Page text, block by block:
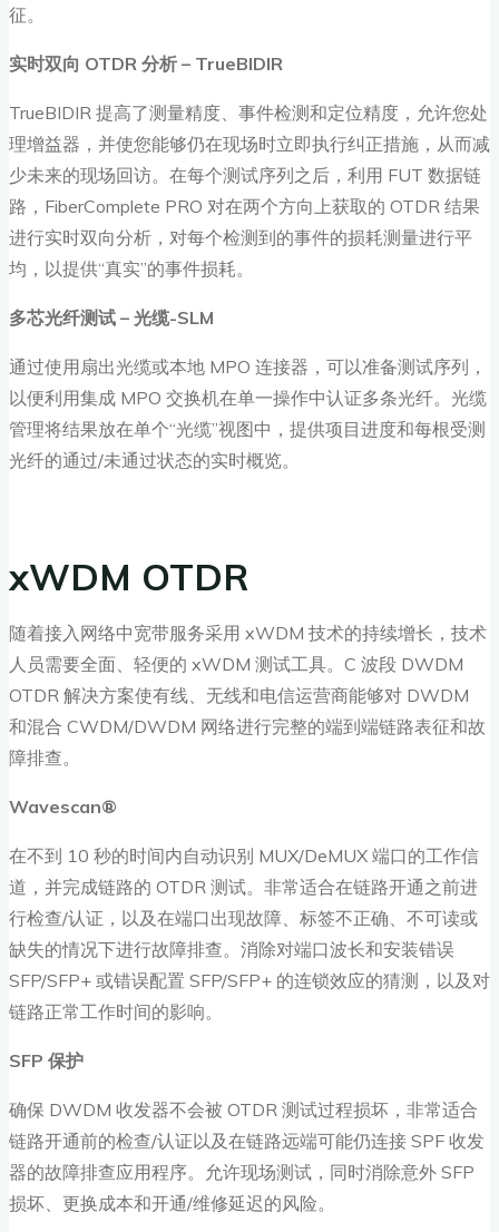
征。
实时双向 OTDR 分析 – TrueBIDIR
TrueBIDIR 提高了测量精度、事件检测和定位精度，允许您处
理增益器，并使您能够仍在现场时立即执行纠正措施，从而减
少未来的现场回访。在每个测试序列之后，利用 FUT 数据链
路，FiberComplete PRO 对在两个方向上获取的 OTDR 结果
进行实时双向分析，对每个检测到的事件的损耗测量进行平
均，以提供“真实”的事件损耗。
多芯光纤测试 – 光缆-SLM
通过使用扇出光缆或本地 MPO 连接器，可以准备测试序列，
以便利用集成 MPO 交换机在单一操作中认证多条光纤。光缆
管理将结果放在单个“光缆”视图中，提供项目进度和每根受测
光纤的通过/未通过状态的实时概览。
xWDM OTDR
随着接入网络中宽带服务采用 xWDM 技术的持续增长，技术
人员需要全面、轻便的 xWDM 测试工具。C 波段 DWDM
OTDR 解决方案使有线、无线和电信运营商能够对 DWDM
和混合 CWDM/DWDM 网络进行完整的端到端链路表征和故
障排查。
Wavescan®
在不到 10 秒的时间内自动识别 MUX/DeMUX 端口的工作信
道，并完成链路的 OTDR 测试。非常适合在链路开通之前进
行检查/认证，以及在端口出现故障、标签不正确、不可读或
缺失的情况下进行故障排查。消除对端口波长和安装错误
SFP/SFP+ 或错误配置 SFP/SFP+ 的连锁效应的猜测，以及对
链路正常工作时间的影响。
SFP 保护
确保 DWDM 收发器不会被 OTDR 测试过程损坏，非常适合
链路开通前的检查/认证以及在链路远端可能仍连接 SPF 收发
器的故障排查应用程序。允许现场测试，同时消除意外 SFP
损坏、更换成本和开通/维修延迟的风险。